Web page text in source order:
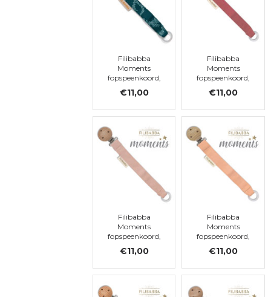
Filibabba
Moments
fopspeenkoord,
€11,00
Filibabba
Moments
fopspeenkoord,
€11,00
Filibabba
Moments
fopspeenkoord,
Blush
€11,00
Filibabba
Moments
fopspeenkoord,
Sandy
€11,00